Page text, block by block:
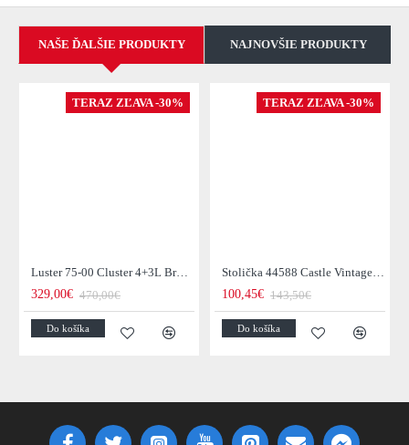
NAŠE ĎALŠIE PRODUKTY NAJNOVŠIE PRODUKTY
TERAZ ZĽAVA -30%
Luster 75-00 Cluster 4+3L Brown + Jantar Glass
329,00€ 470,00€
Do košíka
TERAZ ZĽAVA -30%
Stolička 44588 Castle Vintage Black
100,45€ 143,50€
Do košíka